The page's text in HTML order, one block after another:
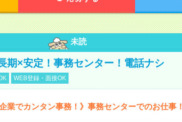
未読
期×安定！事務センター！電話ナシ
WEB登録・面接OK
業でカンタン事務！》事務センターでのお仕事！